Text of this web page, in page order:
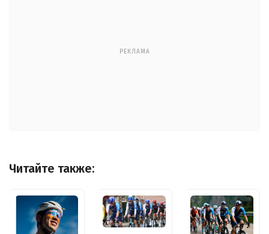
РЕКЛАМА
Читайте также: